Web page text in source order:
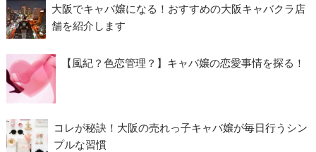
大阪でキャバ嬢になる！おすすめの大阪キャバクラ店
舗を紹介します
【風紀？色恋管理？】キャバ嬢の恋愛事情を探る！
コレが秘訣！大阪の売れっ子キャバ嬢が毎日行うシン
プルな習慣